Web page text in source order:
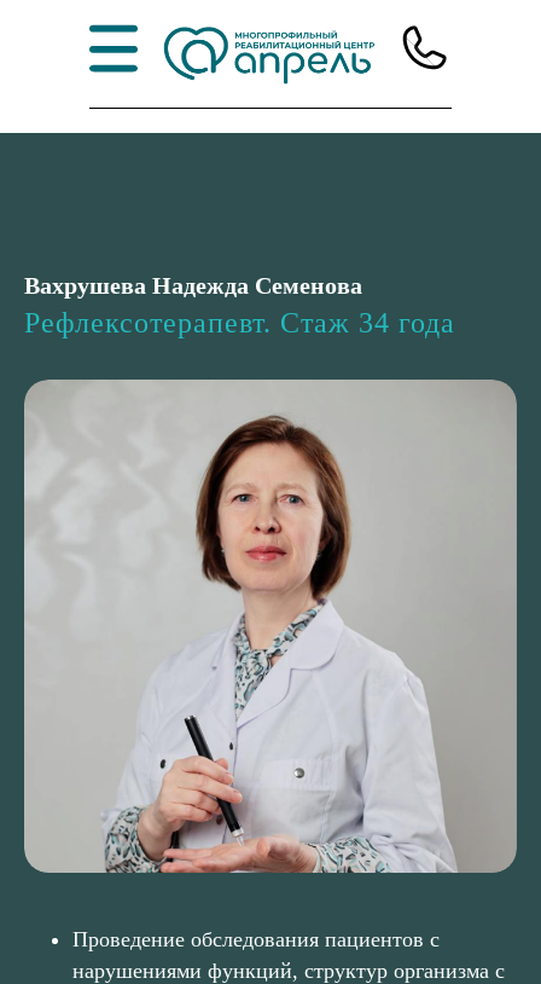
Вахрушева Надежда Семенова
Рефлексотерапевт. Стаж 34 года
Проведение обследования пациентов с
нарушениями функций, структур организма с